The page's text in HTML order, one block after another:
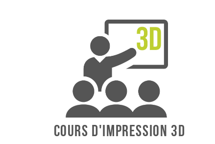
Cours d'impression 3D